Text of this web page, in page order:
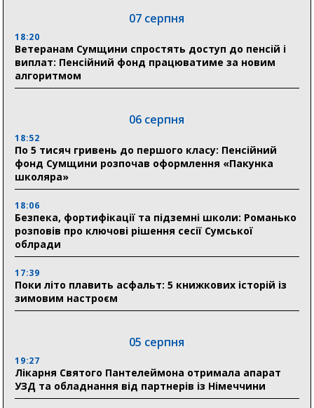
07 серпня
18:20
Ветеранам Сумщини спростять доступ до пенсій і
виплат: Пенсійний фонд працюватиме за новим
алгоритмом
06 серпня
18:52
По 5 тисяч гривень до першого класу: Пенсійний
фонд Сумщини розпочав оформлення «Пакунка
школяра»
18:06
Безпека, фортифікації та підземні школи: Романько
розповів про ключові рішення сесії Сумської
облради
17:39
Поки літо плавить асфальт: 5 книжкових історій із
зимовим настроєм
05 серпня
19:27
Лікарня Святого Пантелеймона отримала апарат
УЗД та обладнання від партнерів із Німеччини